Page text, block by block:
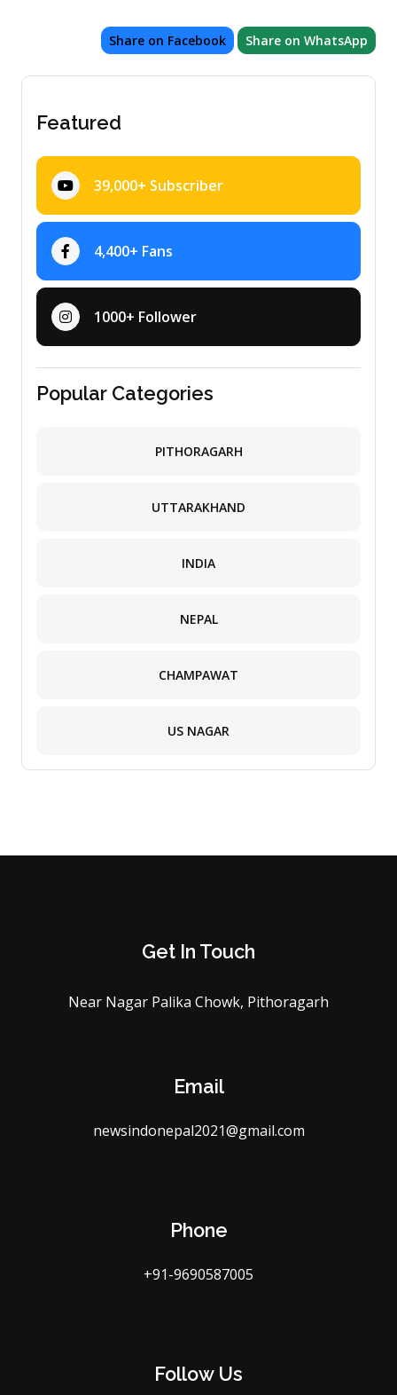
Share on Facebook Share on WhatsApp
Featured
39,000+ Subscriber
4,400+ Fans
1000+ Follower
Popular Categories
PITHORAGARH
UTTARAKHAND
INDIA
NEPAL
CHAMPAWAT
US NAGAR
Get In Touch
Near Nagar Palika Chowk, Pithoragarh
Email
newsindonepal2021@gmail.com
Phone
+91-9690587005
Follow Us